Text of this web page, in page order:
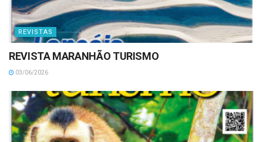
REVISTAS
REVISTA MARANHÃO TURISMO
03/06/2026